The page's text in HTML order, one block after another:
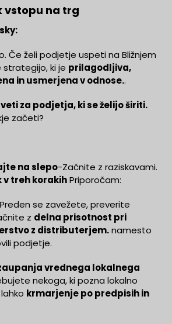
vstopu na trg
Če želi podjetje uspeti na Bližnjem
ki je prilagodljiva,
in usmerjena v odnose..
za podjetja, ki se želijo širiti.
začeti?
na slepo-Začnite z raziskavami.
v treh korakihPriporočam:
se zavežete, preverite
z delna prisotnost pri
z distributerjem.namesto
podjetje.
vrednega lokalnega
nekoga, ki pozna lokalno
krmarjenje po predpisih in